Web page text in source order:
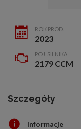
ROK PROD.
2023
POJ. SILNIKA
2179 CCM
Szczegóły
Informacje